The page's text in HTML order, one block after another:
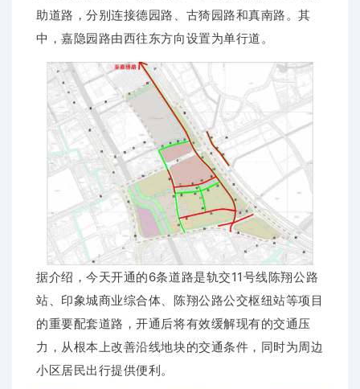
助道路，分别连接德园路、古猗园路和真南路。其
中，嘉隐园路由西往东方向设置为单行道。
据介绍，今天开通的6条道路是轨交11号线陈翔公路
站、印象城商业综合体、陈翔公路公交枢纽站等项目
的重要配套道路，开通后将有效缓解现有的交通压
力，从根本上改善沿线地块的交通条件，同时为周边
小区居民出行提供便利。